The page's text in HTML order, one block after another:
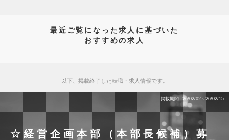
最近ご覧になった求人に基づいた
おすすめの求人
以下、掲載終了した転職・求人情報です。
掲載期間 26/02/02～26/02/15
☆経営企画本部（本部長候補）募